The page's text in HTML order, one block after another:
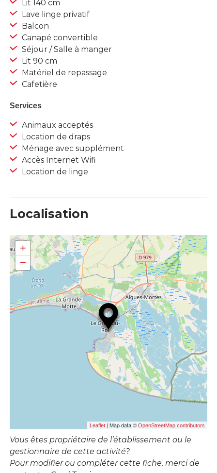
Lit 140 cm
Lave linge privatif
Balcon
Canapé convertible
Séjour / Salle à manger
Lit 90 cm
Matériel de repassage
Cafetière
Services
Animaux acceptés
Location de draps
Ménage avec supplément
Accès Internet Wifi
Location de linge
Localisation
+
−
Leaflet | Map data © OpenStreetMap contributors
Vous êtes propriétaire de l’établissement ou le
gestionnaire de cette activité?
Pour modifier ou compléter cette fiche, merci de